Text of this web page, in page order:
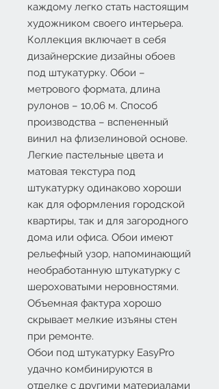
каждому легко стать настоящим
художником своего интерьера.
Коллекция включает в себя
дизайнерские дизайны обоев
под штукатурку. Обои –
метрового формата, длина
рулонов – 10,06 м. Способ
производства – вспененный
винил на флизелиновой основе.
Легкие пастельные цвета и
матовая текстура под
штукатурку одинаково хороши
как для оформления городской
квартиры, так и для загородного
дома или офиса. Обои имеют
рельефный узор, напоминающий
необработанную штукатурку с
шероховатыми неровностями.
Объемная фактура хорошо
скрывает мелкие изъяны стен
при ремонте.
Обои под штукатурку EasyPro
удачно комбинируются в
отделке с другими материалами